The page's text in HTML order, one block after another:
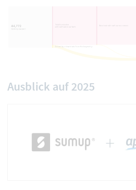
Ausblick auf 2025